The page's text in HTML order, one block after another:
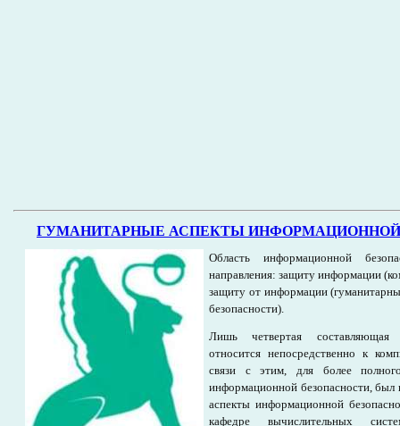
ГУМАНИТАРНЫЕ АСПЕКТЫ ИНФОРМАЦИОННОЙ
Область информационной
направления: защиту информации
защиту от информации
безопасности).
Лишь четвертая составляющая
относится непосредственно к
связи с этим, для более
информационной безопасности, был
аспекты информационной
кафедре вычислительных